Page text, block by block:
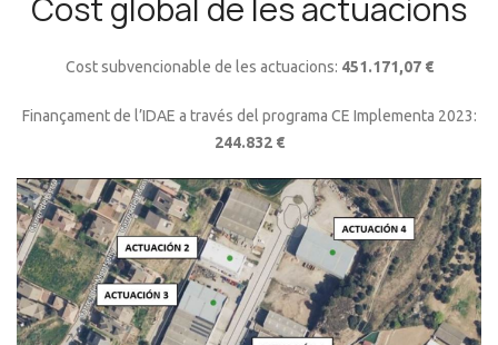
Cost global de les actuacions
Cost subvencionable de les actuacions: 451.171,07 €
Finançament de l’IDAE a través del programa CE Implementa 2023:
244.832 €